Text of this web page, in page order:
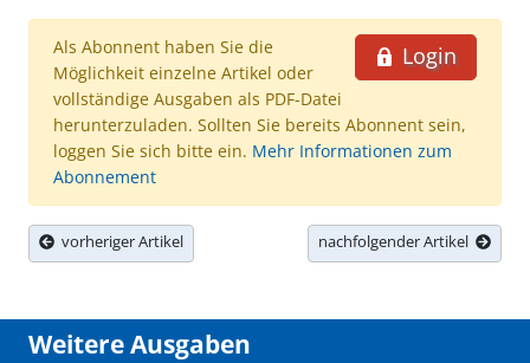
Login
Als Abonnent haben Sie die
Möglichkeit einzelne Artikel oder
vollständige Ausgaben als PDF-Datei
herunterzuladen. Sollten Sie bereits Abonnent sein,
loggen Sie sich bitte ein. Mehr Informationen zum
Abonnement
vorheriger Artikel nachfolgender Artikel
Weitere Ausgaben